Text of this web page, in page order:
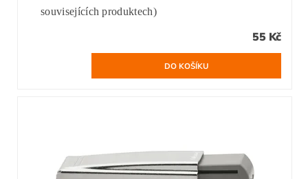
souvisejících produktech)
55 Kč